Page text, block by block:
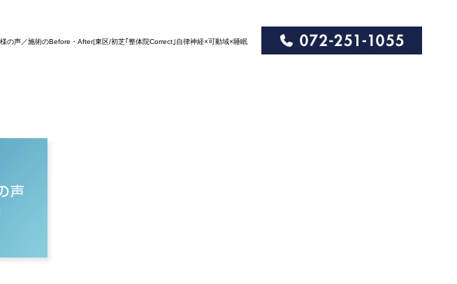
の声／施術のBefore・After|東区/初芝｢整体院Correct｣自律神経×可動域×睡眠